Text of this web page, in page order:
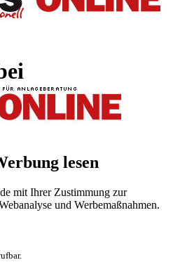
lesen
mit Ihrer Zustimmung zur
und Werbemaßnahmen.